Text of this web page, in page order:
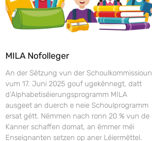
MILA Nofolleger
An der Sëtzung vun der Schoulkommissioun
vum 17. Juni 2025 gouf ugekënnegt, datt
d’Alphabetiséierungsprogramm MILA
ausgeet an duerch e neie Schoulprogramm
ersat gëtt. Nëmmen nach ronn 20 % vun de
Kanner schaffen domat, an ëmmer méi
Enseignanten setzen op aner Léiermëttel.